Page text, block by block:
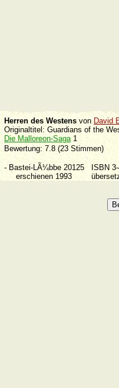
Herren des Westens vonDavid
Originaltitel: Guardians of the
Die Malloreon-Saga1
Bewertung: 7.8 (23 Stimmen)
- Bastei-LÃ¼bbe 20125 ISBN
erschienen 1993